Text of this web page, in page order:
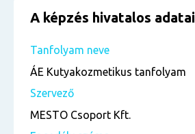
A képzés hivatalos adatai
Tanfolyam neve
ÁE Kutyakozmetikus tanfolyam
Szervező
MESTO Csoport Kft.